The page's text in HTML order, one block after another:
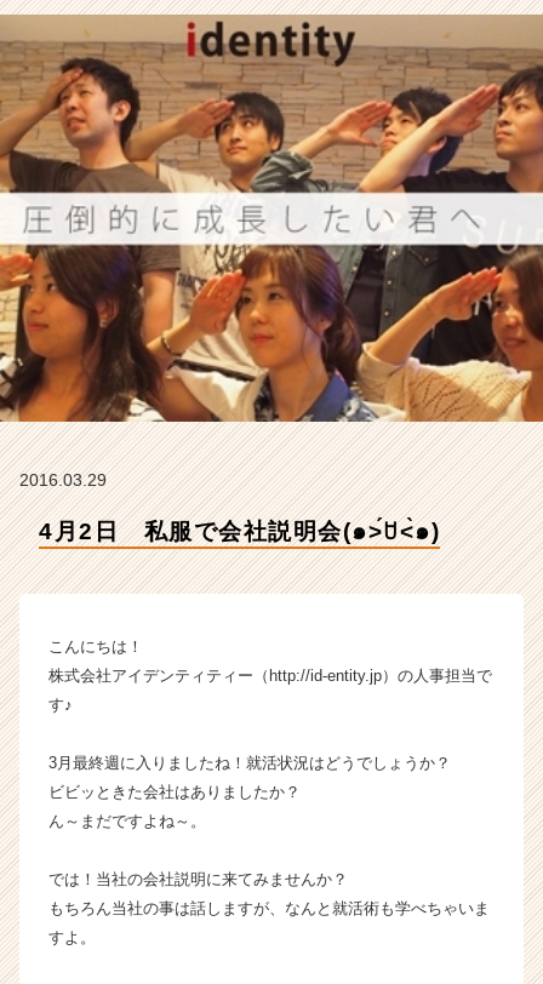
๑)
【株
式
会
社
ア
イ
デ
ン
テ
ィ
テ
ー
の
イ
ン】
|
ン
ー・
業
か
カ
ウ
2016.03.29
4月2日 私服で会社説明会(๑˃́ꇴ˂̀๑)
こんにちは！
株式会社アイデンティティー（http://id-entity.jp）の人事担当で
す♪
3月最終週に入りましたね！就活状況はどうでしょうか？
ビビッときた会社はありましたか？
ん～まだですよね～。
では！当社の会社説明に来てみませんか？
もちろん当社の事は話しますが、なんと就活術も学べちゃいま
すよ。